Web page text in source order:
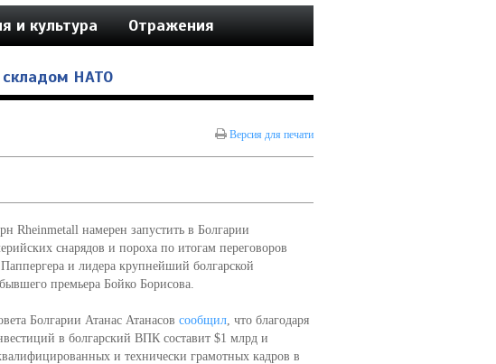
и культура Отражения
складом НАТО
Версия для печати
Rheinmetall намерен запустить в Болгарии
снарядов и пороха по итогам переговоров
и лидера крупнейший болгарской
премьера Бойко Борисова.
Болгарии Атанас Атанасов сообщил, что благодаря
в болгарский ВПК составит $1 млрд и
и технически грамотных кадров в